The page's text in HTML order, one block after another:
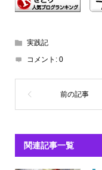
実践記
コメント: 0
関連記事一覧